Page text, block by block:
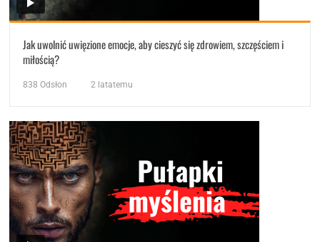
Jak uwolnić uwięzione emocje, aby cieszyć się zdrowiem, szczęściem i
miłością?
838 Odsłon 2 latatemu